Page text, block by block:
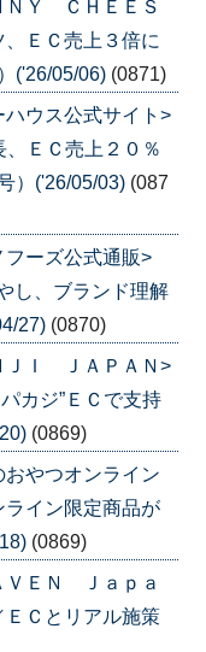
ＮＹ ＣＨＥＥＳ
ＥＣ売上３倍に
('26/05/06) (0871)
ウス公式サイト>
ＥＣ売上２０％
）('26/05/03) (087
フーズ公式通販>
し、ブランド理解
27) (0870)
ＪＩ ＪＡＰＡＮ>
カジ”ＥＣで支持
(0869)
やつオンライン
イン限定商品が
(0869)
ＶＥＮ Ｊａｐａ
Ｃとリアル施策